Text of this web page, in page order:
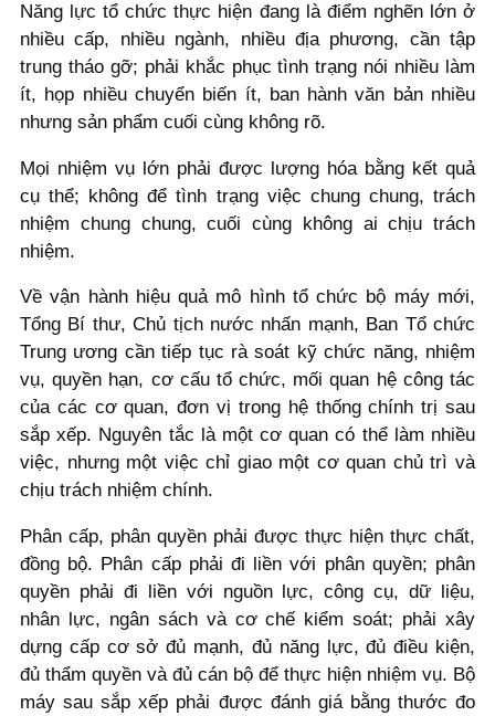
Năng lực tổ chức thực hiện đang là điểm nghẽn lớn ở
nhiều cấp, nhiều ngành, nhiều địa phương, cần tập
trung tháo gỡ; phải khắc phục tình trạng nói nhiều làm
ít, họp nhiều chuyển biến ít, ban hành văn bản nhiều
nhưng sản phẩm cuối cùng không rõ.
Mọi nhiệm vụ lớn phải được lượng hóa bằng kết quả
cụ thể; không để tình trạng việc chung chung, trách
nhiệm chung chung, cuối cùng không ai chịu trách
nhiệm.
Về vận hành hiệu quả mô hình tổ chức bộ máy mới,
Tổng Bí thư, Chủ tịch nước nhấn mạnh, Ban Tổ chức
Trung ương cần tiếp tục rà soát kỹ chức năng, nhiệm
vụ, quyền hạn, cơ cấu tổ chức, mối quan hệ công tác
của các cơ quan, đơn vị trong hệ thống chính trị sau
sắp xếp. Nguyên tắc là một cơ quan có thể làm nhiều
việc, nhưng một việc chỉ giao một cơ quan chủ trì và
chịu trách nhiệm chính.
Phân cấp, phân quyền phải được thực hiện thực chất,
đồng bộ. Phân cấp phải đi liền với phân quyền; phân
quyền phải đi liền với nguồn lực, công cụ, dữ liệu,
nhân lực, ngân sách và cơ chế kiểm soát; phải xây
dựng cấp cơ sở đủ mạnh, đủ năng lực, đủ điều kiện,
đủ thẩm quyền và đủ cán bộ để thực hiện nhiệm vụ. Bộ
máy sau sắp xếp phải được đánh giá bằng thước đo